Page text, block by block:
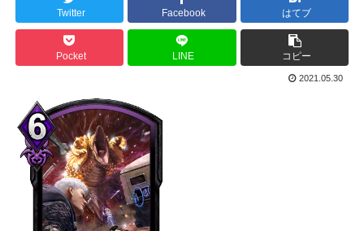
Twitter Facebook はてブ
Pocket LINE コピー
2021.05.30